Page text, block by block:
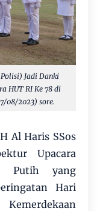
Jadi Danki
HUT RI Ke 78 di
08/2023) sore.
Al Haris SSos
Upacara
Putih yang
Hari